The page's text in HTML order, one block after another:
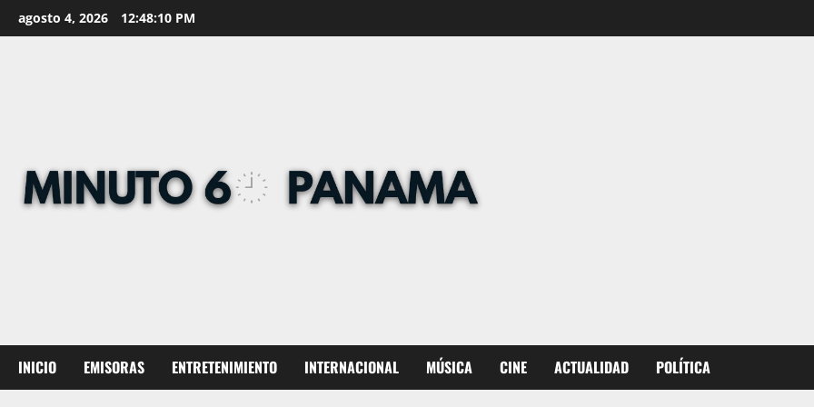
to
agosto 4, 2026 12:48:11 PM
INICIO EMISORAS ENTRETENIMIENTO INTERNACIONAL MÚSICA CINE ACTUALIDAD POLÍTICA